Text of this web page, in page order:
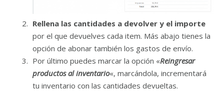
Rellena las cantidades a devolver y el importe
por el que devuelves cada item. Más abajo tienes la
opción de abonar también los gastos de envío.
Por último puedes marcar la opción «Reingresar
productos al inventario«, marcándola, incrementará
tu inventario con las cantidades devueltas.